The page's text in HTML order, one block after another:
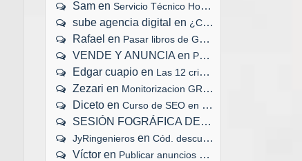
Sam en Servicio Técnico Hosting 24x7x365
sube agencia digital en ¿Cuánto tiempo tarda en cargar tu web?
Rafael en Pasar libros de Google Play a eBook
VENDE Y ANUNCIA en Publicar anuncios gratis en Internet
Edgar cuapio en Las 12 criptomonedas mejor valoradas
Zezari en Monitorizacion GRATIS de servidores web
Diceto en Curso de SEO en tu ciudad
SESIÓN FOGRÁFICA DEL RECIÉN NACIDO
JyRingenieros en Cód. descuento, congreso #ActitudSocial
Víctor en Publicar anuncios gratis en Internet